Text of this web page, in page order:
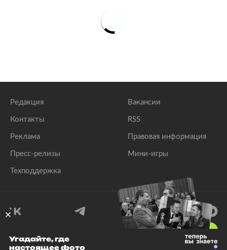
Редакция
Контакты
Реклама
Пресс-релизы
Техподдержка
Вакансии
RSS
Правовая информация
Мини-игры
© 1999–2026 Все права защищены.
Угадайте, где
настоящее фото